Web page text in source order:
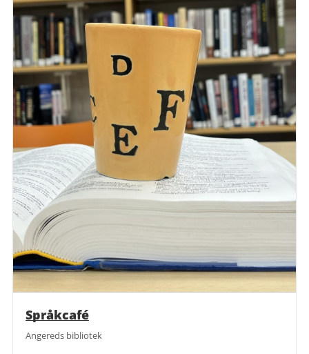
Språkcafé
Angereds bibliotek